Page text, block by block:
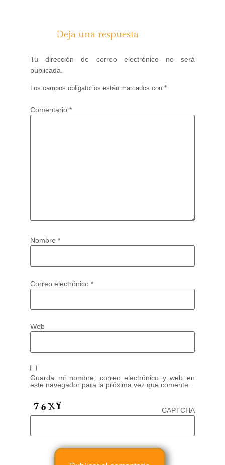
Deja una respuesta
Tu dirección de correo electrónico no será
publicada.
Los campos obligatorios están marcados con *
Comentario *
Nombre *
Correo electrónico *
Web
Guarda mi nombre, correo electrónico y web en
este navegador para la próxima vez que comente.
CAPTCHA